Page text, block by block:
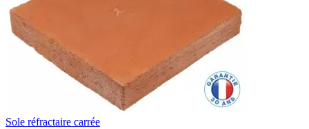
Sole réfractaire carrée